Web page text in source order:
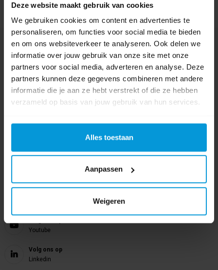
Deze website maakt gebruik van cookies
We gebruiken cookies om content en advertenties te
personaliseren, om functies voor social media te bieden
en om ons websiteverkeer te analyseren. Ook delen we
informatie over jouw gebruik van onze site met onze
partners voor social media, adverteren en analyse. Deze
partners kunnen deze gegevens combineren met andere
informatie die je aan ze hebt verstrekt of die ze hebben
verzameld op basis van jouw gebruik van hun services.
Alles toestaan
Aanpassen
Weigeren
Nog vragen?
Onze product specialisten staan voor je klaar!
Telefoon
024 372 72 92
6604 LZ Wijchen
Youtube
Volg ons op
Linkedin